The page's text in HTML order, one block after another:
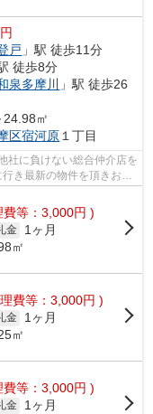
戸 」駅 徒歩11分
徒歩8分
泉多摩川
」駅 徒歩26
㎡
区宿河原 １丁目
社に負けない総合仲介店を
き最新の物件を頂きお客
費等：3,000円 )
金
1ヶ月
㎡
費等：3,000円 )
金
1ヶ月
㎡
費等：3,000円 )
金
1ヶ月